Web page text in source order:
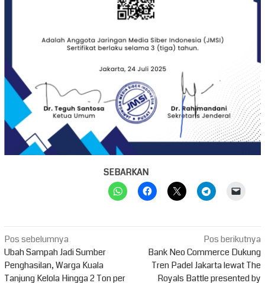
SEBARKAN
Navigasi
pos
Pos sebelumnya
Ubah Sampah Jadi Sumber
Penghasilan, Warga Kuala
Tanjung Kelola Hingga 2 Ton per
Pos berikutnya
Bank Neo Commerce Dukung
Tren Padel Jakarta lewat The
Royals Battle presented by